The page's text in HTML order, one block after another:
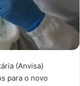
(Anvisa)
para o novo